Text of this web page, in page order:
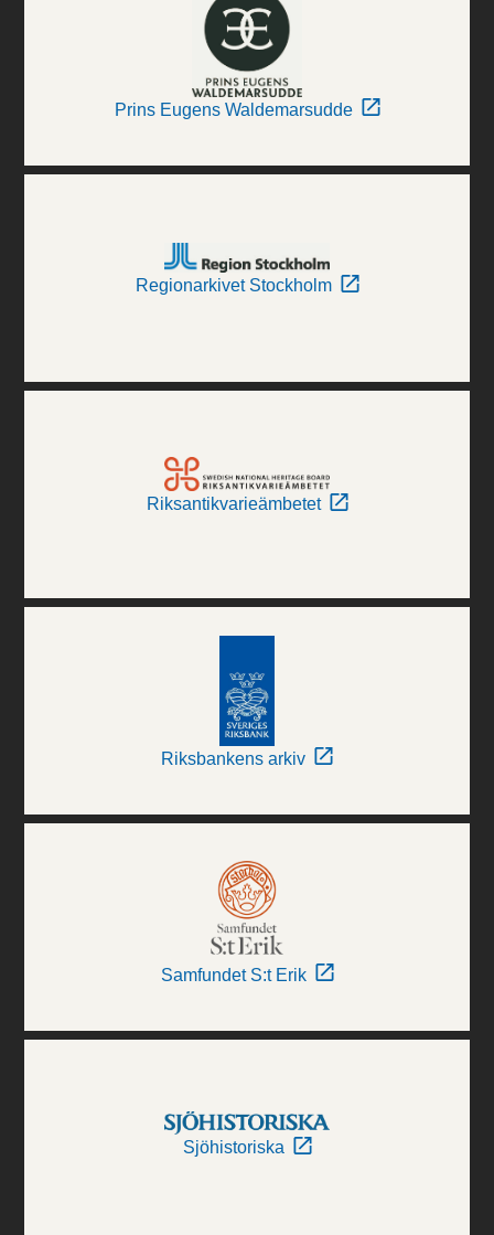
Prins Eugens Waldemarsudde
Regionarkivet Stockholm
Riksantikvarieämbetet
Riksbankens arkiv
Samfundet S:t Erik
Sjöhistoriska